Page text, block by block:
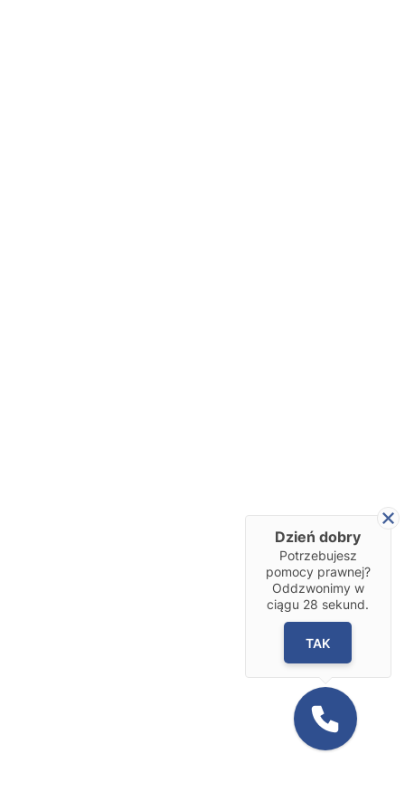
Dzień dobry
Potrzebujesz
pomocy prawnej?
Oddzwonimy w
ciągu 28 sekund.
TAK